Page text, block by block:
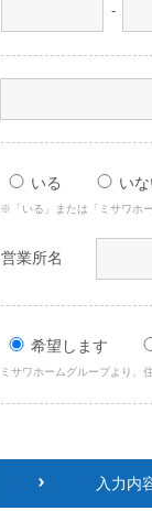
-
いる い
※「いる」または「ミサワホ
営業所名
希望します
ミサワホームグループより、
入力内